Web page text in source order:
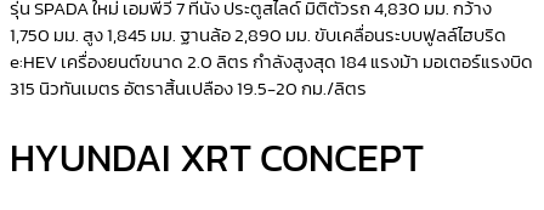
รุ่น SPADA ใหม่ เอมพีวี 7 ที่นั่ง ประตูสไลด์ มิติตัวรถ 4,830 มม. กว้าง
1,750 มม. สูง 1,845 มม. ฐานล้อ 2,890 มม. ขับเคลื่อนระบบฟูลล์ไฮบริด
e:HEV เครื่องยนต์ขนาด 2.0 ลิตร กำลังสูงสุด 184 แรงม้า มอเตอร์แรงบิด
315 นิวทันเมตร อัตราสิ้นเปลือง 19.5-20 กม./ลิตร
HYUNDAI XRT CONCEPT